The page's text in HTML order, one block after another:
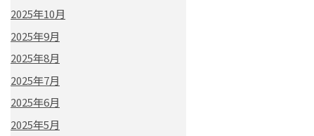
2025年10月
2025年9月
2025年8月
2025年7月
2025年6月
2025年5月